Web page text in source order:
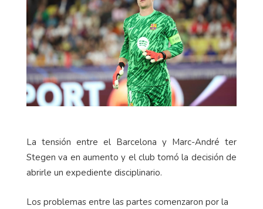
La tensión entre el Barcelona y Marc-André ter
Stegen va en aumento y el club tomó la decisión de
abrirle un expediente disciplinario.
Los problemas entre las partes comenzaron por la